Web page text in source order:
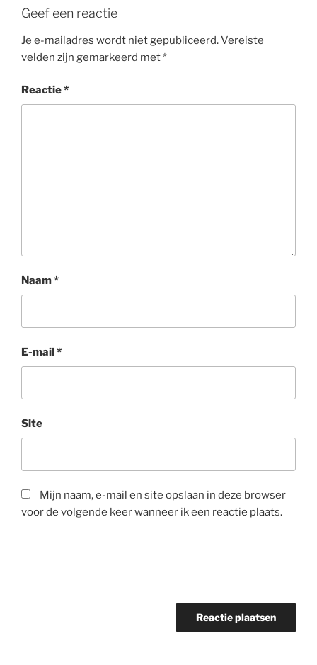
Geef een reactie
Je e-mailadres wordt niet gepubliceerd.Vereiste
velden zijn gemarkeerd met*
Reactie*
Naam*
E-mail*
Site
Mijn naam, e-mail en site opslaan in deze browser
voor de volgende keer wanneer ik een reactie plaats.